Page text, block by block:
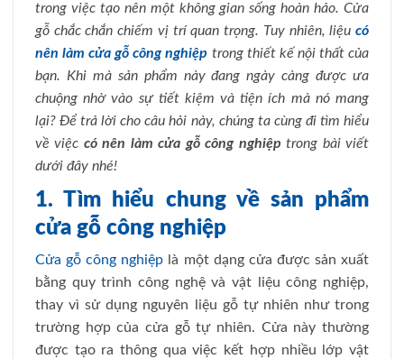
trong việc tạo nên một không gian sống hoàn hảo. Cửa
gỗ chắc chắn chiếm vị trí quan trọng. Tuy nhiên, liệu có
nên làm cửa gỗ công nghiệp trong thiết kế nội thất của
bạn. Khi mà sản phẩm này đang ngày càng được ưa
chuộng nhờ vào sự tiết kiệm và tiện ích mà nó mang
lại? Để trả lời cho câu hỏi này, chúng ta cùng đi tìm hiểu
về việc có nên làm cửa gỗ công nghiệp trong bài viết
dưới đây nhé!
1. Tìm hiểu chung về sản phẩm
cửa gỗ công nghiệp
Cửa gỗ công nghiệp là một dạng cửa được sản xuất
bằng quy trình công nghệ và vật liệu công nghiệp,
thay vì sử dụng nguyên liệu gỗ tự nhiên như trong
trường hợp của cửa gỗ tự nhiên. Cửa này thường
được tạo ra thông qua việc kết hợp nhiều lớp vật